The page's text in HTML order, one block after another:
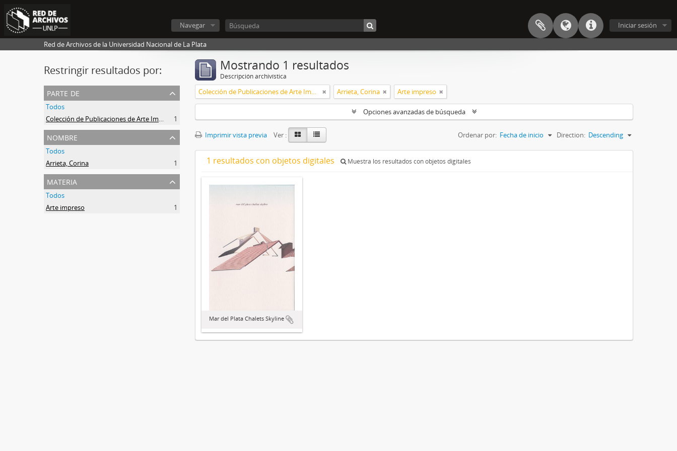
Iniciar sesión
Navegar
Red de Archivos de la Universidad Nacional de La Plata
Restringir resultados por:
parte de
Todos
Colección de Publicaciones de Arte Impreso
1
nombre
Todos
Arrieta, Corina
1
materia
Todos
Arte impreso
1
Mostrando 1 resultados
Descripción archivística
Colección de Publicaciones de Arte Impreso Arrieta, Corina Arte impreso
Opciones avanzadas de búsqueda
Imprimir vista previa Ver : Ordenar por: Fecha de inicio Direction: Descending
1 resultados con objetos digitales Muestra los resultados con objetos digitales
Mar del Plata Chalets Skyline